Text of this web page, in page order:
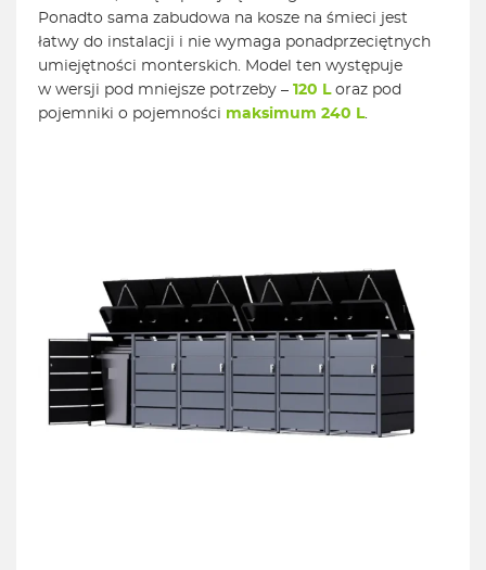
Ponadto sama zabudowa na kosze na śmieci jest
łatwy do instalacji i nie wymaga ponadprzeciętnych
umiejętności monterskich. Model ten występuje
w wersji pod mniejsze potrzeby – 120 Loraz pod
pojemniki o pojemności maksimum 240 L.